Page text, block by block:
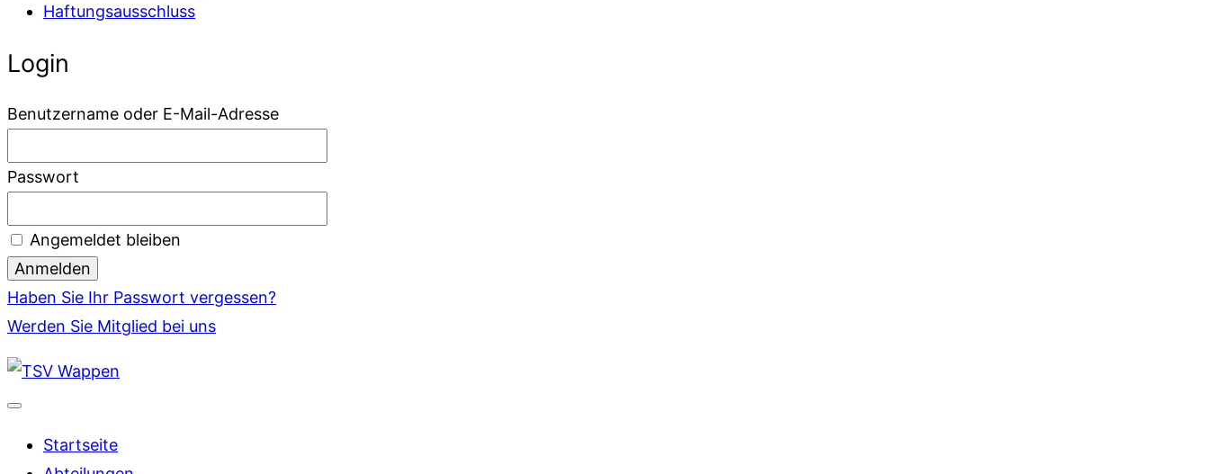
Haftungsausschluss
Login
Benutzername oder E-Mail-Adresse
Passwort
Angemeldet bleiben
Haben Sie Ihr Passwort vergessen?
Werden Sie Mitglied bei uns
Zum
Inhalt
Startseite